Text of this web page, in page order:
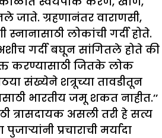
जाते. ग्रहणानंतर वाराणसी,
स्नानासाठी लोकांची गर्दी होते.
गर्दी बघून सांगितले होते की
करण्यासाठी जितके लोक
संख्येने शत्रूच्या तावडीतून
भारतीय जमू शकत नाहीत.’’
त्रासदायक असली तरी हे सत्य
प्रचाराची मर्यादा